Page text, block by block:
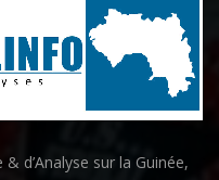
d’Analyse sur la Guinée,